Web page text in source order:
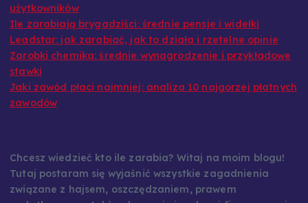
użytkowników
Ile zarabiają brygadziści: średnie pensje i widełki
Leadstar: jak zarabiać, jak to działa i rzetelne opinie
Zarobki chemika: średnie wynagrodzenie i przykładowe
stawki
Jaki zawód płaci najmniej: analiza 10 najgorzej płatnych
zawodów
Chcesz wiedzieć kto ile zarabia? Witaj na moim blogu!
Tutaj postaram się wyjaśnić wszystkie zagadnienia
związane z hajsem, oszczędzaniem, prawem